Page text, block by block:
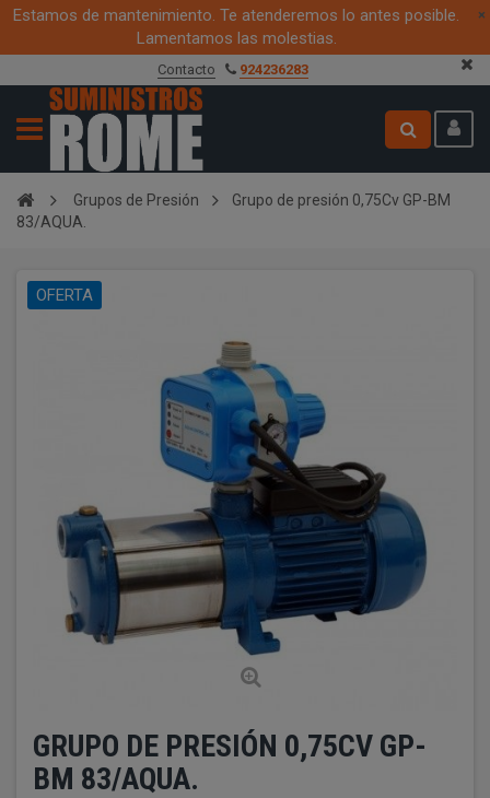
Estamos de mantenimiento. Te atenderemos lo antes posible.
Lamentamos las molestias.
×
Contacto 924236283
Grupos de Presión
Grupo de presión 0,75Cv GP-BM
83/AQUA.
OFERTA
GRUPO DE PRESIÓN 0,75CV GP-
BM 83/AQUA.